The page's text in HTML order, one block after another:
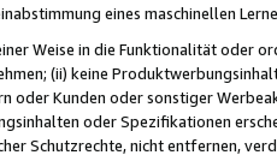
eines maschinellen
Weise in die Funktionalität oder
(ii) keine
oder Kunden oder sonstiger
oder Spezifikationen
Schutzrechte, nicht entfernen,